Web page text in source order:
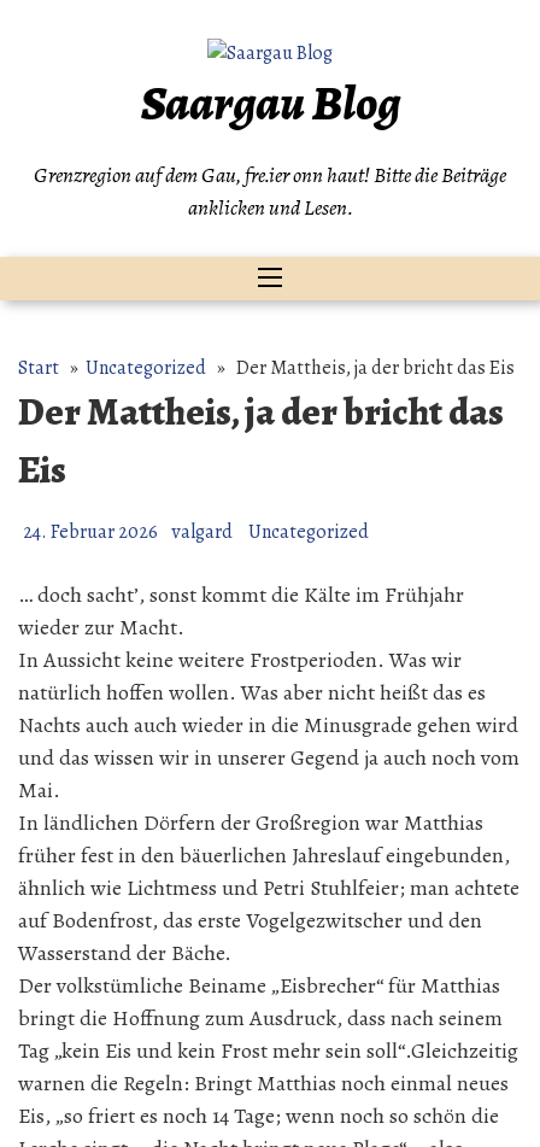
Saargau Blog
Grenzregion auf dem Gau, fre.ier onn haut! Bitte die Beiträge
anklicken und Lesen.
Start » Uncategorized » Der Mattheis, ja der bricht das Eis
Der Mattheis, ja der bricht das
Eis
24. Februar 2026 valgard Uncategorized
… doch sacht’, sonst kommt die Kälte im Frühjahr
wieder zur Macht.
In Aussicht keine weitere Frostperioden. Was wir
natürlich hoffen wollen. Was aber nicht heißt das es
Nachts auch auch wieder in die Minusgrade gehen wird
und das wissen wir in unserer Gegend ja auch noch vom
Mai.
In ländlichen Dörfern der Großregion war Matthias
früher fest in den bäuerlichen Jahreslauf eingebunden,
ähnlich wie Lichtmess und Petri Stuhlfeier; man achtete
auf Bodenfrost, das erste Vogelgezwitscher und den
Wasserstand der Bäche.
Der volkstümliche Beiname „Eisbrecher“ für Matthias
bringt die Hoffnung zum Ausdruck, dass nach seinem
Tag „kein Eis und kein Frost mehr sein soll“.Gleichzeitig
warnen die Regeln: Bringt Matthias noch einmal neues
Eis, „so friert es noch 14 Tage; wenn noch so schön die